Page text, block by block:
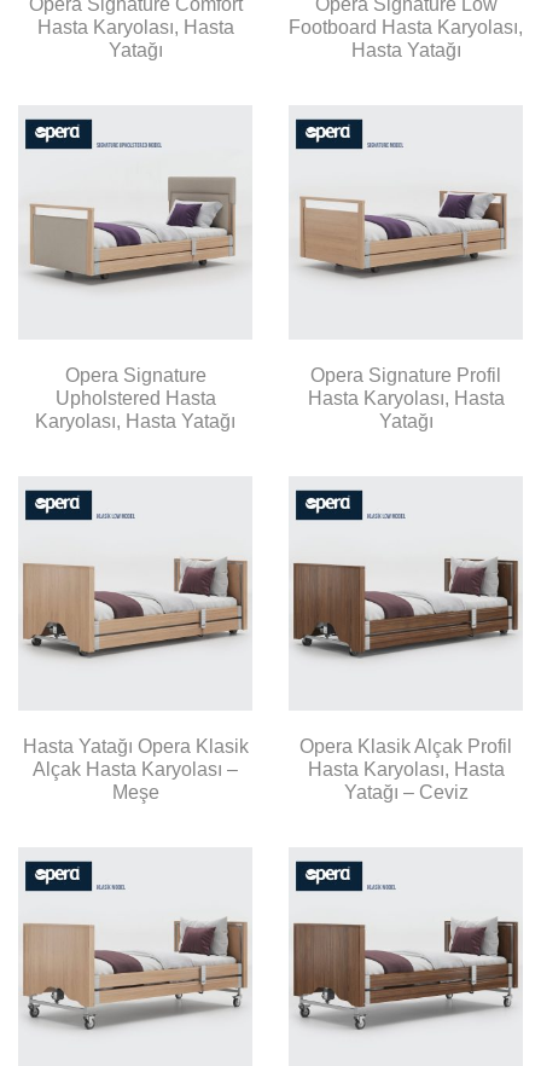
Opera Signature Comfort
Hasta Karyolası, Hasta
Yatağı
Opera Signature Low
Footboard Hasta Karyolası,
Hasta Yatağı
Opera Signature
Upholstered Hasta
Karyolası, Hasta Yatağı
Opera Signature Profil
Hasta Karyolası, Hasta
Yatağı
Hasta Yatağı Opera Klasik
Alçak Hasta Karyolası –
Meşe
Opera Klasik Alçak Profil
Hasta Karyolası, Hasta
Yatağı – Ceviz